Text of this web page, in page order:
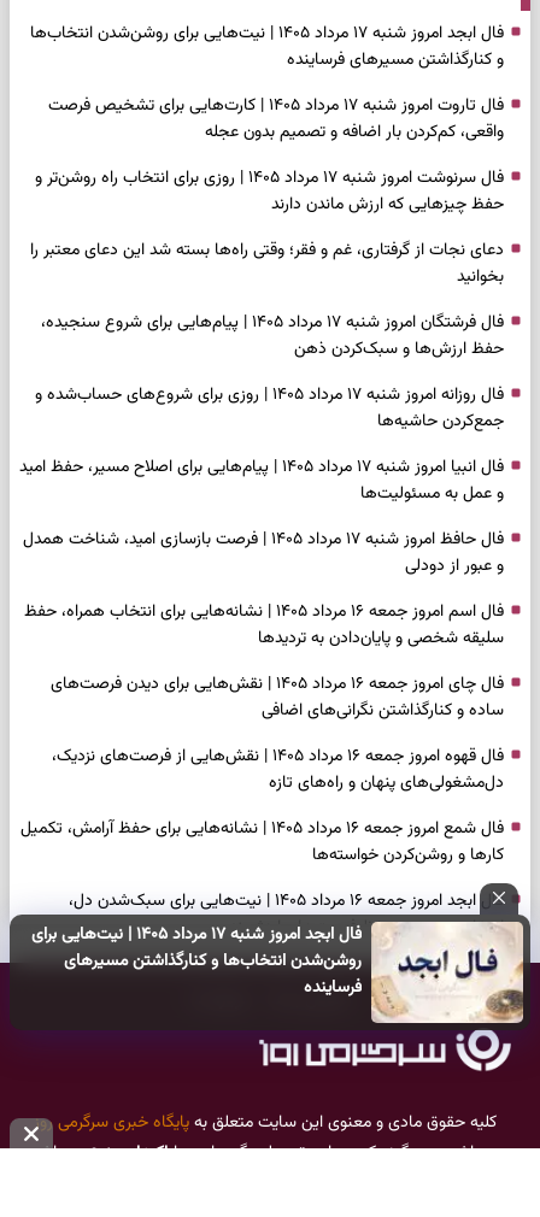
فال ابجد امروز شنبه ۱۷ مرداد ۱۴۰۵ | نیت‌هایی برای
روشن‌شدن انتخاب‌ها و کنارگذاشتن مسیرهای
فرساینده
فال ابجد امروز شنبه ۱۷ مرداد ۱۴۰۵ | نیت‌هایی برای روشن‌شدن انتخاب‌ها
و کنارگذاشتن مسیرهای فرساینده
فال تاروت امروز شنبه ۱۷ مرداد ۱۴۰۵ | کارت‌هایی برای تشخیص فرصت
واقعی، کم‌کردن بار اضافه و تصمیم بدون عجله
فال سرنوشت امروز شنبه ۱۷ مرداد ۱۴۰۵ | روزی برای انتخاب راه روشن‌تر و
حفظ چیزهایی که ارزش ماندن دارند
دعای نجات از گرفتاری، غم و فقر؛ وقتی راه‌ها بسته شد این دعای معتبر را
بخوانید
فال فرشتگان امروز شنبه ۱۷ مرداد ۱۴۰۵ | پیام‌هایی برای شروع سنجیده،
حفظ ارزش‌ها و سبک‌کردن ذهن
فال روزانه امروز شنبه ۱۷ مرداد ۱۴۰۵ | روزی برای شروع‌های حساب‌شده و
جمع‌کردن حاشیه‌ها
فال انبیا امروز شنبه ۱۷ مرداد ۱۴۰۵ | پیام‌هایی برای اصلاح مسیر، حفظ امید
و عمل به مسئولیت‌ها
فال حافظ امروز شنبه ۱۷ مرداد ۱۴۰۵ | فرصت بازسازی امید، شناخت همدل
و عبور از دودلی
فال اسم امروز جمعه ۱۶ مرداد ۱۴۰۵ | نشانه‌هایی برای انتخاب همراه، حفظ
سلیقه شخصی و پایان‌دادن به تردیدها
فال چای امروز جمعه ۱۶ مرداد ۱۴۰۵ | نقش‌هایی برای دیدن فرصت‌های
ساده و کنارگذاشتن نگرانی‌های اضافی
فال قهوه امروز جمعه ۱۶ مرداد ۱۴۰۵ | نقش‌هایی از فرصت‌های نزدیک،
دل‌مشغولی‌های پنهان و راه‌های تازه
فال شمع امروز جمعه ۱۶ مرداد ۱۴۰۵ | نشانه‌هایی برای حفظ آرامش، تکمیل
کارها و روشن‌کردن خواسته‌ها
فال ابجد امروز جمعه ۱۶ مرداد ۱۴۰۵ | نیت‌هایی برای سبک‌شدن دل،
انتخاب درست و حفظ فرصت‌های ارزشمند
فال تاروت امروز جمعه ۱۶ مرداد ۱۴۰۵ | کارت‌هایی برای حفظ دستاوردها،
شنیدن ندای درون و حرکت در زمان مناسب
دیدن ارزش مسیرهای آرام
وقتی همه راه‌ها بسته شد، این دعای گشایش را بخوانید؛ ذکر معتبر برای
آسان شدن فوری کارهای سخت
تماس با ما
کلیه حقوق مادی و معنوی این سایت متعلق بهپایگاه خبری سرگرمی روز
می‌باشد و هر گونه کپی‌برداری توسط دیگر سایت‌هااکیدا ممنوعمی‌باشد